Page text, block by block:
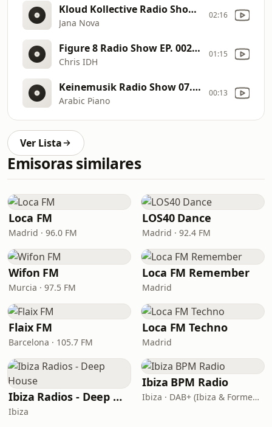
Kloud Kollective Radio Show (2026)
Jana Nova
02:16
Figure 8 Radio Show EP. 002 (2025)
Chris IDH
01:15
Keinemusik Radio Show 07.06.2024
Arabic Piano
00:13
Ver Lista
Emisoras similares
Loca FM
Madrid · 96.0 FM
LOS40 Dance
Madrid · 92.4 FM
Wifon FM
Murcia · 97.5 FM
Loca FM Remember
Madrid
Flaix FM
Barcelona · 105.7 FM
Loca FM Techno
Madrid
Ibiza Radios - Deep House
Ibiza
Ibiza BPM Radio
Ibiza · DAB+ (Ibiza & Formentera, Madrid, Barcelona)